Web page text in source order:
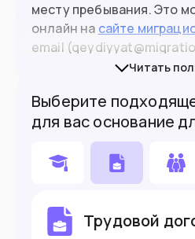
месту пребывания. Это
онлайн на сайте
email
в центрах ASAN.
Процедура бесплатная,
понадобится только
заявление. Не заменяет
Население
Подойдет вам если
Читать
Выберите
для вас основание
Трудовой